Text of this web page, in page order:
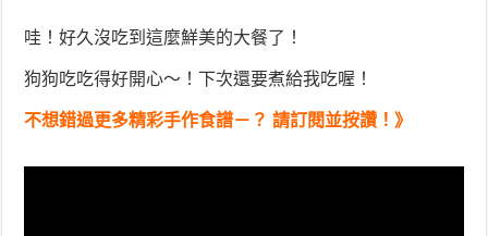
哇！好久沒吃到這麼鮮美的大餐了！
狗狗吃吃得好開心～！下次還要煮給我吃喔！
不想錯過更多精彩手作食譜－？ 請訂閱並按讚！》